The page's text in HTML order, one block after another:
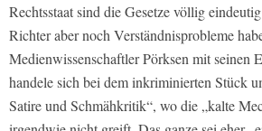
Rechtsstaat sind die Gesetze völlig
Richter aber noch Verständnisprobleme
Medienwissenschaftler Pörksen mit seinen
handele sich bei dem inkriminierten Stück
Satire und Schmähkritik“, wo die „kalte